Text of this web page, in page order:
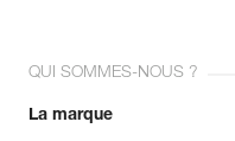
QUI SOMMES-NOUS ?
La marque